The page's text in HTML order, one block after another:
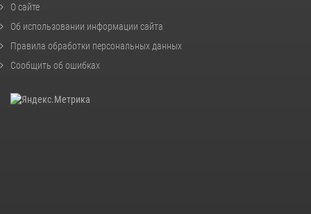
О сайте
Об использовании информации сайта
Правила обработки персональных данных
Сообщить об ошибках